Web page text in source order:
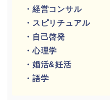
・経営コンサル
・スピリチュアル
・自己啓発
・心理学
・婚活&妊活
・語学